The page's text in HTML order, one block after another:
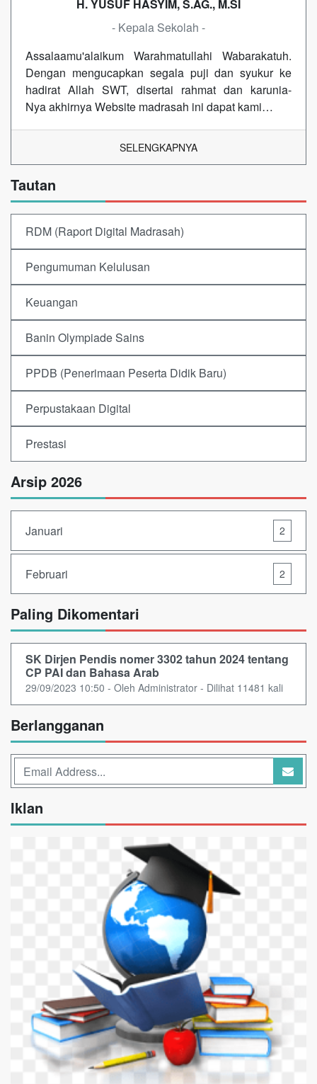
H. YUSUF HASYIM, S.AG., M.SI
- Kepala Sekolah -
Assalaamu'alaikum Warahmatullahi Wabarakatuh.
Dengan mengucapkan segala puji dan syukur ke
hadirat Allah SWT, disertai rahmat dan karunia-
Nya akhirnya Website madrasah ini dapat kami…
SELENGKAPNYA
Tautan
RDM (Raport Digital Madrasah)
Pengumuman Kelulusan
Keuangan
Banin Olympiade Sains
PPDB (Penerimaan Peserta Didik Baru)
Perpustakaan Digital
Prestasi
Arsip 2026
Januari 2
Februari 2
Paling Dikomentari
SK Dirjen Pendis nomer 3302 tahun 2024 tentang
CP PAI dan Bahasa Arab
29/09/2023 10:50 - Oleh Administrator - Dilihat 11481 kali
Berlangganan
Iklan